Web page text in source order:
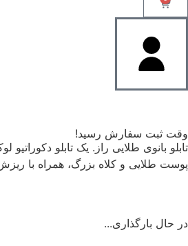
وقت ثبت سفارش رسید!
تابلو بانوی طلایی راز. یک تابلو دکوراتیو
پوست طلایی و کلاه بزرگ، همراه با
در حال بارگذاری...